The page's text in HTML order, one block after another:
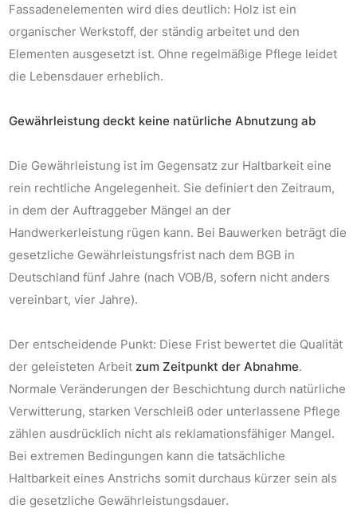
Fassadenelementen wird dies deutlich: Holz ist ein
organischer Werkstoff, der ständig arbeitet und den
Elementen ausgesetzt ist. Ohne regelmäßige Pflege leidet
die Lebensdauer erheblich.
Gewährleistung deckt keine natürliche Abnutzung ab
Die Gewährleistung ist im Gegensatz zur Haltbarkeit eine
rein rechtliche Angelegenheit. Sie definiert den Zeitraum,
in dem der Auftraggeber Mängel an der
Handwerkerleistung rügen kann. Bei Bauwerken beträgt die
gesetzliche Gewährleistungsfrist nach dem BGB in
Deutschland fünf Jahre (nach VOB/B, sofern nicht anders
vereinbart, vier Jahre).
Der entscheidende Punkt: Diese Frist bewertet die Qualität
der geleisteten Arbeit zum Zeitpunkt der Abnahme.
Normale Veränderungen der Beschichtung durch natürliche
Verwitterung, starken Verschleiß oder unterlassene Pflege
zählen ausdrücklich nicht als reklamationsfähiger Mangel.
Bei extremen Bedingungen kann die tatsächliche
Haltbarkeit eines Anstrichs somit durchaus kürzer sein als
die gesetzliche Gewährleistungsdauer.